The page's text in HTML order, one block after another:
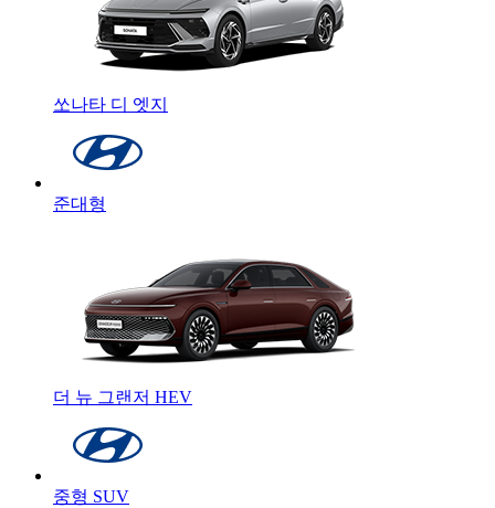
쏘나타 디 엣지
준대형
더 뉴 그랜저 HEV
중형 SUV